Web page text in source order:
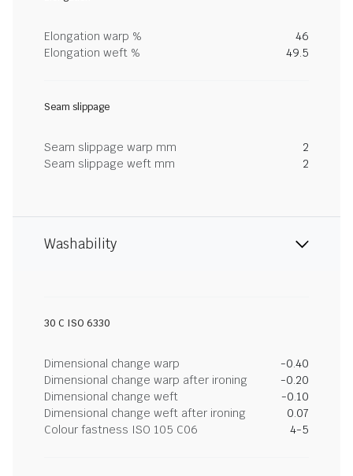
Elongation warp %
46
Elongation weft %
49.5
Seam slippage
Seam slippage warp mm
2
Seam slippage weft mm
2
Washability
30 C ISO 6330
Dimensional change warp
-0.40
Dimensional change warp after ironing
-0.20
Dimensional change weft
-0.10
Dimensional change weft after ironing
0.07
Colour fastness ISO 105 C06
4-5